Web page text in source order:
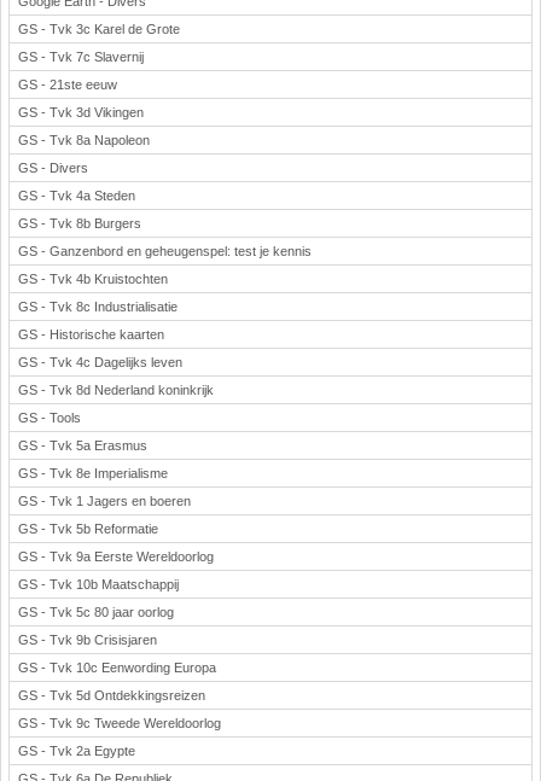
GS - Tvk 3c Karel de Grote
GS - Tvk 7c Slavernij
GS - 21ste eeuw
GS - Tvk 3d Vikingen
GS - Tvk 8a Napoleon
GS - Divers
GS - Tvk 4a Steden
GS - Tvk 8b Burgers
GS - Ganzenbord en geheugenspel: test je kennis
GS - Tvk 4b Kruistochten
GS - Tvk 8c Industrialisatie
GS - Historische kaarten
GS - Tvk 4c Dagelijks leven
GS - Tvk 8d Nederland koninkrijk
GS - Tools
GS - Tvk 5a Erasmus
GS - Tvk 8e Imperialisme
GS - Tvk 1 Jagers en boeren
GS - Tvk 5b Reformatie
GS - Tvk 9a Eerste Wereldoorlog
GS - Tvk 10b Maatschappij
GS - Tvk 5c 80 jaar oorlog
GS - Tvk 9b Crisisjaren
GS - Tvk 10c Eenwording Europa
GS - Tvk 5d Ontdekkingsreizen
GS - Tvk 9c Tweede Wereldoorlog
GS - Tvk 2a Egypte